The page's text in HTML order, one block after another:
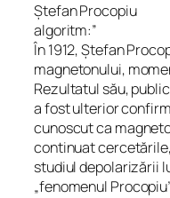
Ștefan Procopiu
algoritm:”
În 1912, Ștefan
magnetonului,
Rezultatul său,
a fost ulterior
cunoscut ca
continuat
studiul depolarizării
„fenomenul